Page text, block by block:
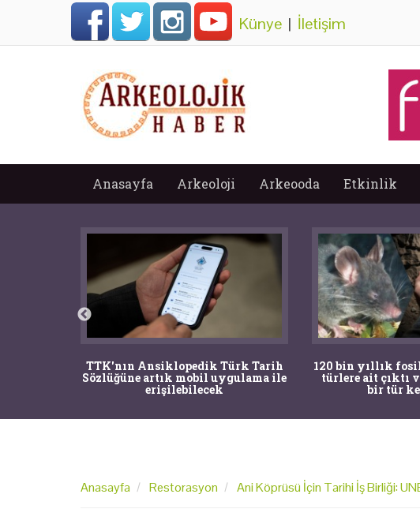
Künye | İletişim
Anasayfa Arkeoloji Arkeooda Etkinlik
TTK'nın Ansiklopedik Türk Tarih
Sözlüğüne artık mobil uygulama ile
erişilebilecek
120 bin yıllık
türlere ait çıktı
bir tür
Anasayfa Restorasyon Ani Köprüsü İçin Tarihi İş Birliği: